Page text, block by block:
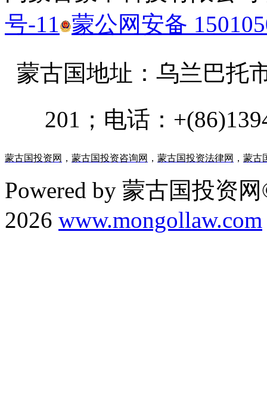
号-11 蒙公网安备
蒙古国地址： 乌兰巴托
201；电话：
蒙古国投资网 ， 蒙古国投资咨询网 ， 蒙古国投资法律网 ， 蒙古
Powered by 蒙古国投资
2026 www.mongollaw.com